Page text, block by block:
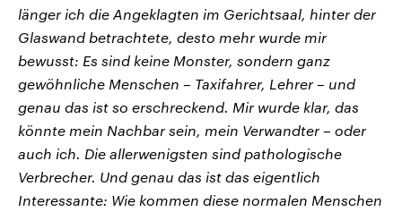
länger ich die Angeklagten im Gerichtsaal, hinter der
Glaswand betrachtete, desto mehr wurde mir
bewusst: Es sind keine Monster, sondern ganz
gewöhnliche Menschen – Taxifahrer, Lehrer – und
genau das ist so erschreckend. Mir wurde klar, das
könnte mein Nachbar sein, mein Verwandter – oder
auch ich. Die allerwenigsten sind pathologische
Verbrecher. Und genau das ist das eigentlich
Interessante: Wie kommen diese normalen Menschen